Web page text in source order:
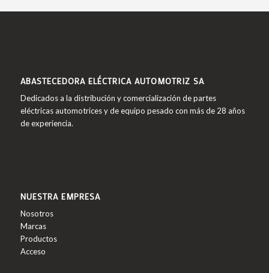
ABASTECEDORA ELÉCTRICA AUTOMOTRIZ SA
Dedicados a la distribución y comercialización de partes
eléctricas automotrices y de equipo pesado con más de 28 años
de experiencia.
NUESTRA EMPRESA
Nosotros
Marcas
Productos
Acceso